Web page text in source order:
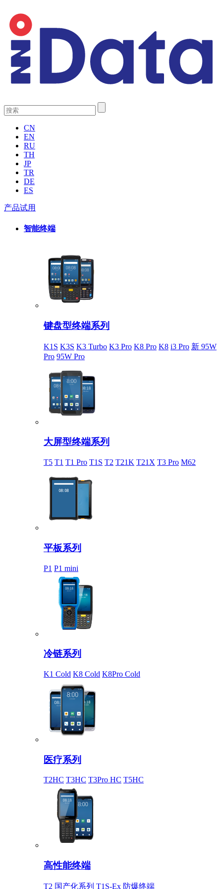
CN
EN
RU
TH
JP
TR
DE
ES
产品试用
智能终端
键盘型终端系列
K1S K3S K3 Turbo K3 Pro K8 Pro K8 i3 Pro 新 95W
Pro 95W Pro
大屏型终端系列
T5 T1 T1 Pro T1S T2 T21K T21X T3 Pro M62
平板系列
P1 P1 mini
冷链系列
K1 Cold K8 Cold K8Pro Cold
医疗系列
T2HC T3HC T3Pro HC T5HC
高性能终端
T2 国产化系列 T1S-Ex 防爆终端